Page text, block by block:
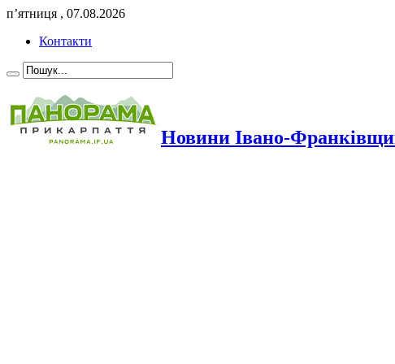
п’ятниця , 07.08.2026
Контакти
Новини Івано-